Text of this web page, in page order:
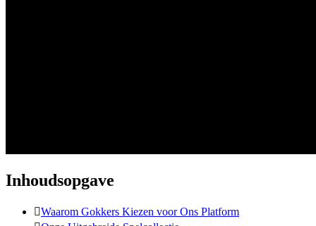
Inhoudsopgave
Waarom Gokkers Kiezen voor Ons Platform